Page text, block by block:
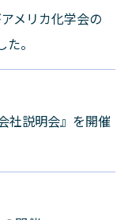
メリカ化学会の
。
社説明会』を開催